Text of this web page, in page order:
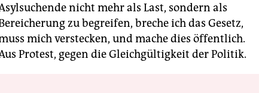
nicht mehr als Last, sondern als
zu begreifen, breche ich das Gesetz,
mich verstecken, und mache dies öffentlich.
Protest, gegen die Gleichgültigkeit der Politik.